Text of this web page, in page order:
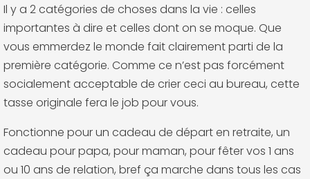
Il y a 2 catégories de choses dans la vie : celles
importantes à dire et celles dont on se moque. Que
vous emmerdez le monde fait clairement parti de la
première catégorie. Comme ce n’est pas forcément
socialement acceptable de crier ceci au bureau, cette
tasse originale fera le job pour vous.
Fonctionne pour un cadeau de départ en retraite, un
cadeau pour papa, pour maman, pour fêter vos 1 ans
ou 10 ans de relation, bref ça marche dans tous les cas